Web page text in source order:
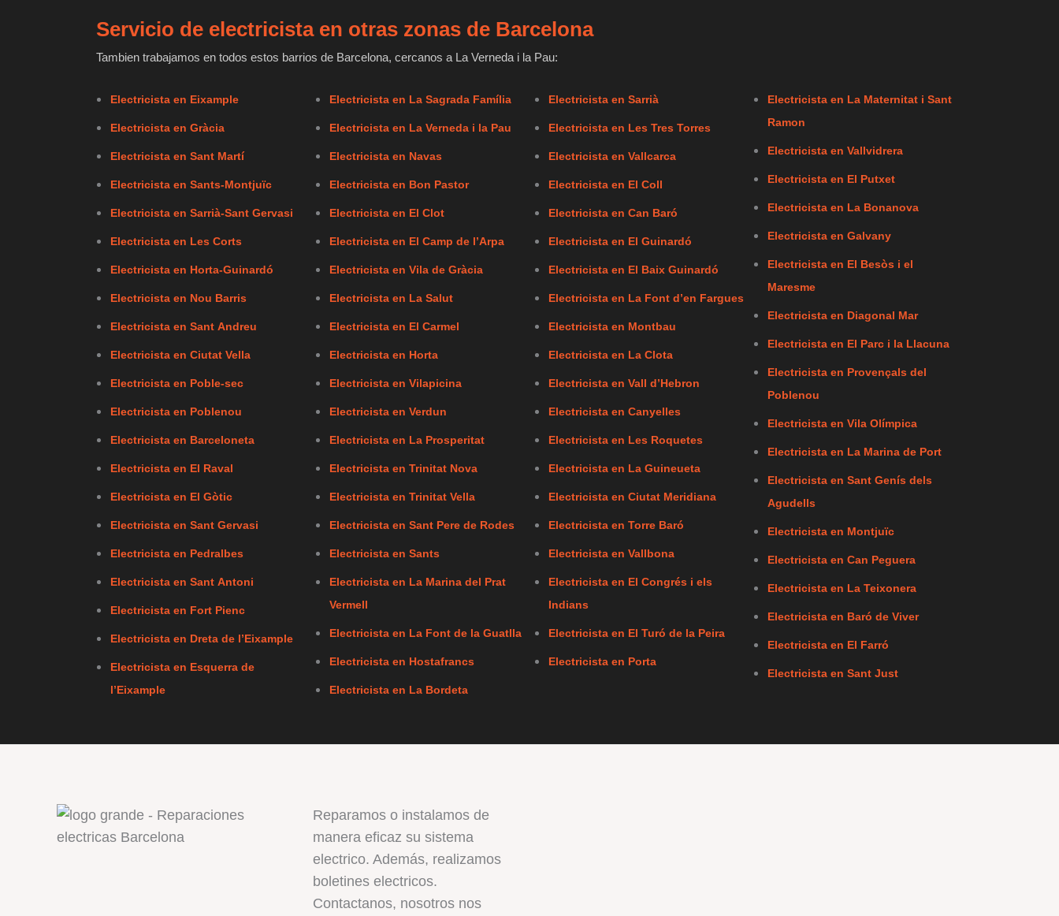
Servicio de electricista en otras zonas de Barcelona
Tambien trabajamos en todos estos barrios de Barcelona, cercanos a La Verneda i la Pau:
Electricista en Eixample
Electricista en Gràcia
Electricista en Sant Martí
Electricista en Sants-Montjuïc
Electricista en Sarrià-Sant Gervasi
Electricista en Les Corts
Electricista en Horta-Guinardó
Electricista en Nou Barris
Electricista en Sant Andreu
Electricista en Ciutat Vella
Electricista en Poble-sec
Electricista en Poblenou
Electricista en Barceloneta
Electricista en El Raval
Electricista en El Gòtic
Electricista en Sant Gervasi
Electricista en Pedralbes
Electricista en Sant Antoni
Electricista en Fort Pienc
Electricista en Dreta de l’Eixample
Electricista en Esquerra de
l’Eixample
Electricista en La Sagrada Família
Electricista en La Verneda i la Pau
Electricista en Navas
Electricista en Bon Pastor
Electricista en El Clot
Electricista en El Camp de l’Arpa
Electricista en Vila de Gràcia
Electricista en La Salut
Electricista en El Carmel
Electricista en Horta
Electricista en Vilapicina
Electricista en Verdun
Electricista en La Prosperitat
Electricista en Trinitat Nova
Electricista en Trinitat Vella
Electricista en Sant Pere de Rodes
Electricista en Sants
Electricista en La Marina del Prat
Vermell
Electricista en La Font de la Guatlla
Electricista en Hostafrancs
Electricista en La Bordeta
Electricista en Sarrià
Electricista en Les Tres Torres
Electricista en Vallcarca
Electricista en El Coll
Electricista en Can Baró
Electricista en El Guinardó
Electricista en El Baix Guinardó
Electricista en La Font d’en Fargues
Electricista en Montbau
Electricista en La Clota
Electricista en Vall d’Hebron
Electricista en Canyelles
Electricista en Les Roquetes
Electricista en La Guineueta
Electricista en Ciutat Meridiana
Electricista en Torre Baró
Electricista en Vallbona
Electricista en El Congrés i els
Indians
Electricista en El Turó de la Peira
Electricista en Porta
Electricista en La Maternitat i Sant
Ramon
Electricista en Vallvidrera
Electricista en El Putxet
Electricista en La Bonanova
Electricista en Galvany
Electricista en El Besòs i el
Maresme
Electricista en Diagonal Mar
Electricista en El Parc i la Llacuna
Electricista en Provençals del
Poblenou
Electricista en Vila Olímpica
Electricista en La Marina de Port
Electricista en Sant Genís dels
Agudells
Electricista en Montjuïc
Electricista en Can Peguera
Electricista en La Teixonera
Electricista en Baró de Viver
Electricista en El Farró
Electricista en Sant Just
Reparamos o instalamos de
manera eficaz su sistema
electrico. Además, realizamos
boletines electricos.
Contactanos, nosotros nos